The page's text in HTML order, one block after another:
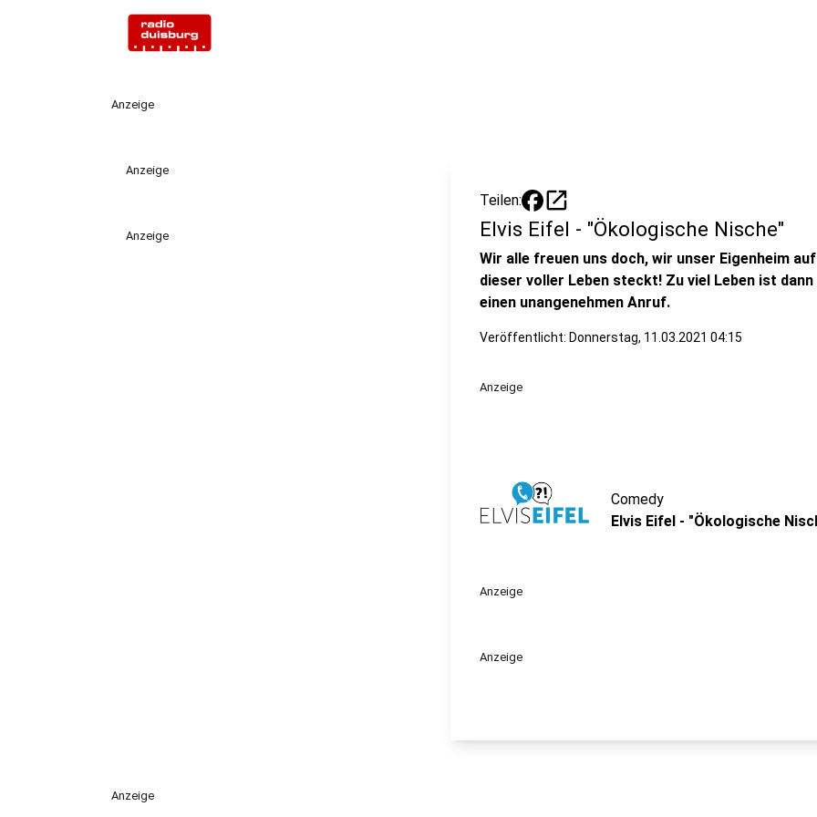
Anzeige
Anzeige
Anzeige
Teilen: open_in_new
Elvis Eifel - "Ökologische Nische"
Wir alle freuen uns doch, wir unser Eigenheim
dieser voller Leben steckt! Zu viel Leben ist
einen unangenehmen Anruf.
Veröffentlicht: Donnerstag, 11.03.2021 04:15
Anzeige
Comedy
Elvis Eifel - "Ökologische
Anzeige
Anzeige
Anzeige